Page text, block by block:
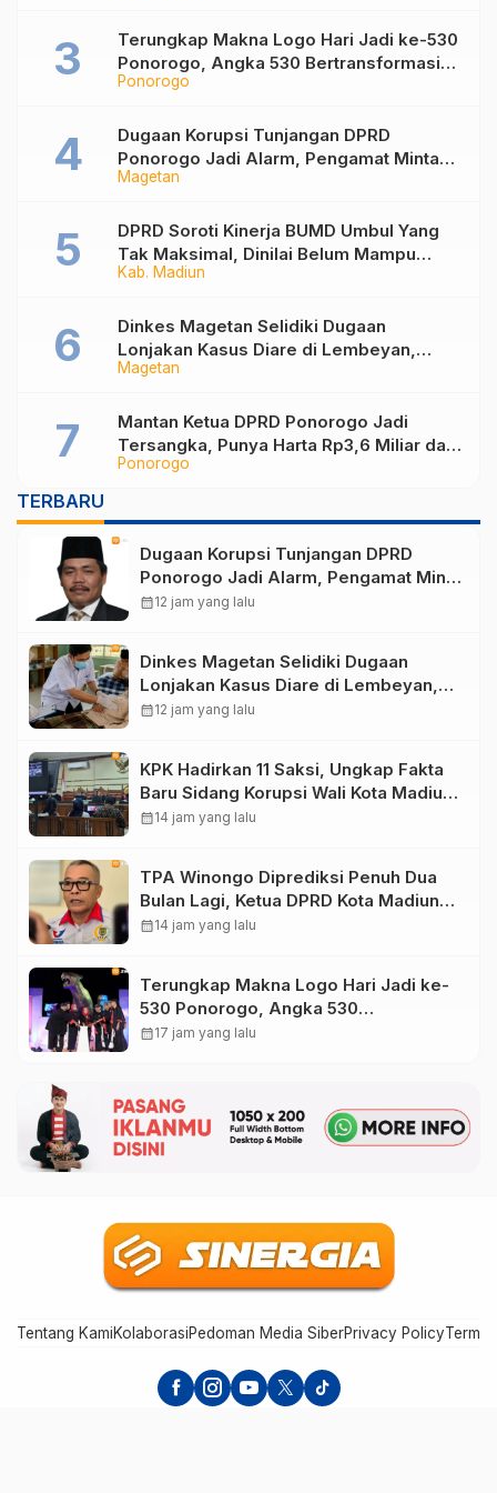
Ponorogo
Terungkap Makna Logo Hari Jadi ke-530
Ponorogo, Angka 530 Bertransformasi
Jadi Sekar Kinanthi
Magetan
Dugaan Korupsi Tunjangan DPRD
Ponorogo Jadi Alarm, Pengamat Minta
Magetan Perkuat Tata Kelola
Kab. Madiun
DPRD Soroti Kinerja BUMD Umbul Yang
Tak Maksimal, Dinilai Belum Mampu
Hasilkan PAD
Magetan
Dinkes Magetan Selidiki Dugaan
Lonjakan Kasus Diare di Lembeyan,
Lakukan Penyelidikan Epidemiologi
Ponorogo
Mantan Ketua DPRD Ponorogo Jadi
Tersangka, Punya Harta Rp3,6 Miliar dan
Utang Rp1,4 Miliar
TERBARU
Dugaan Korupsi Tunjangan DPRD
Ponorogo Jadi Alarm, Pengamat Minta
Magetan Perkuat Tata Kelola
calendar_month12 jam yang lalu
Dinkes Magetan Selidiki Dugaan
Lonjakan Kasus Diare di Lembeyan,
Lakukan Penyelidikan Epidemiologi
calendar_month12 jam yang lalu
KPK Hadirkan 11 Saksi, Ungkap Fakta
Baru Sidang Korupsi Wali Kota Madiun
Nonaktif Maidi
calendar_month14 jam yang lalu
TPA Winongo Diprediksi Penuh Dua
Bulan Lagi, Ketua DPRD Kota Madiun
Desak Pemkot Percepat Penanganan
calendar_month14 jam yang lalu
Terungkap Makna Logo Hari Jadi ke-
530 Ponorogo, Angka 530
Bertransformasi Jadi Sekar Kinanthi
calendar_month17 jam yang lalu
Tentang KamiKolaborasiPedoman Media SiberPrivacy PolicyTerms